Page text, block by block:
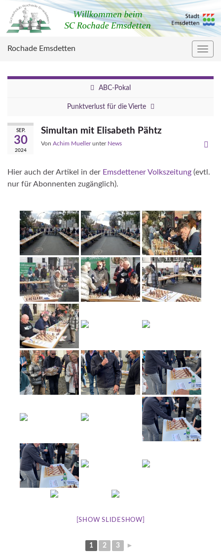
Rochade Emsdetten
ABC-Pokal
Punktverlust für die Vierte
SEP.
30
2024
Simultan mit Elisabeth Pähtz
Von Achim Muellerunter News
Hier auch der Artikel in der Emsdettener Volkszeitung (evtl.
nur für Abonnenten zugänglich).
[SHOW SLIDESHOW]
1 2 3 ►